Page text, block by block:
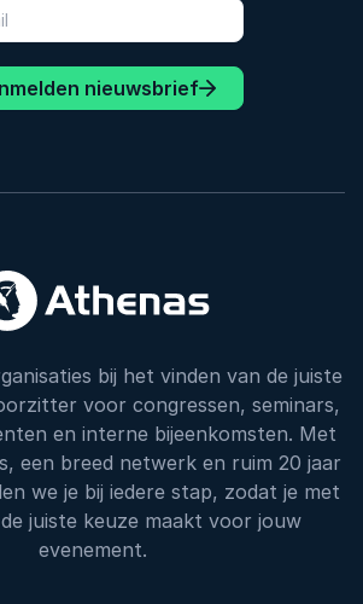
nieuwsbrief
bij het vinden van de juiste
voor congressen, seminars,
en interne bijeenkomsten. Met
een breed netwerk en ruim 20 jaar
we je bij iedere stap, zodat je met
juiste keuze maakt voor jouw
evenement.